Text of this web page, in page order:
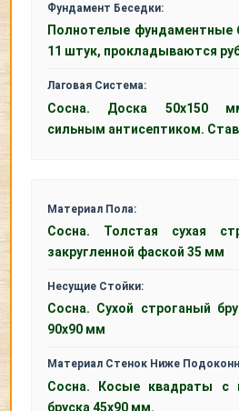
Фундамент Беседки:
Полнотелые фундаментные
11 штук, прокладываются
Лаговая Система:
Сосна. Доска 50x150
сильным антисептиком.
Материал Пола:
Сосна. Толстая сухая
закругленной фаской 35 мм
Несущие Стойки:
Сосна. Сухой строганый
90х90 мм
Материал Стенок Ниже
Сосна. Косые квадраты с
бруска 45x90 мм.